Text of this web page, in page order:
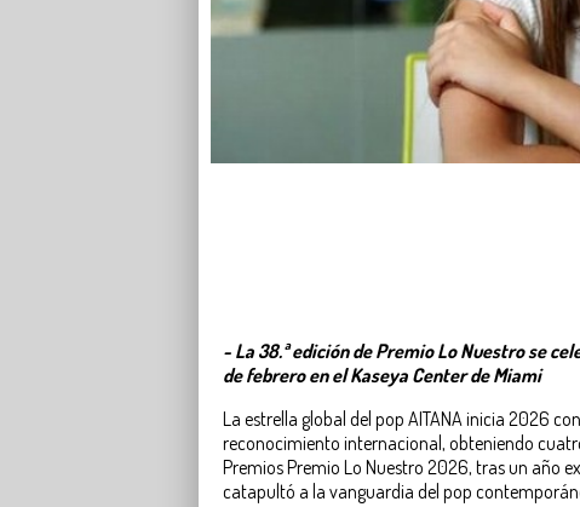
- La 38.ª edición de Premio Lo Nuestro se
de febrero en el Kaseya Center de Miami
La estrella global del pop AITANA inicia 2026
reconocimiento internacional, obteniendo
Premios Premio Lo Nuestro 2026, tras un año
catapultó a la vanguardia del pop